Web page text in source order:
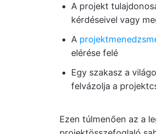
A projekt
kérdéseivel vagy
A
elérése felé
Egy szakasz a
felvázolja a
Ezen túlmenően az a